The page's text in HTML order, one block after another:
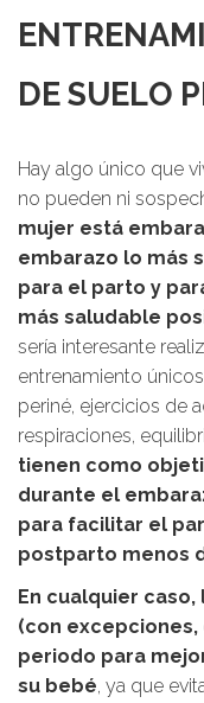
DE SUELO
Hay algo único que
no pueden ni
mujer está
embarazo lo más
para el parto y
más saludable
sería interesante
entrenamiento
periné, ejercicios de
respiraciones,
tienen como
durante el
para facilitar el
postparto menos
En cualquier
(con
periodo para
su bebé, ya que